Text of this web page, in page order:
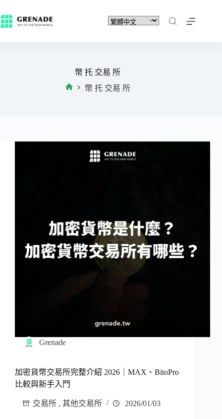
幣 托 交易 所
幣 托 交易 所
Grenade
加密貨幣交易所完整介紹 2026｜MAX、BitoPro
比較與新手入門
交易所 , 其他交易所 2026/01/03